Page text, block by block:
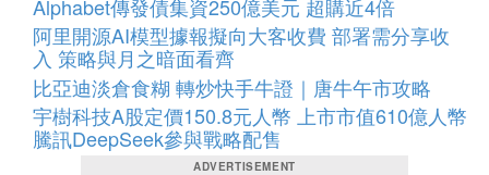
Alphabet傳發債集資250億美元 超購近4倍
阿里開源AI模型據報擬向大客收費 部署需分享收
入 策略與月之暗面看齊
比亞迪淡倉食糊 轉炒快手牛證｜唐牛午市攻略
宇樹科技A股定價150.8元人幣 上市市值610億人幣
騰訊DeepSeek參與戰略配售